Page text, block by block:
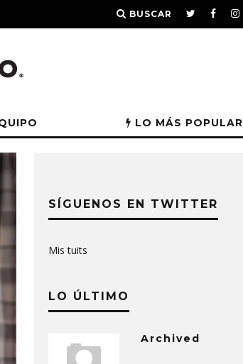
BUSCAR
LO MÁS POPULAR
SÍGUENOS EN TWITTER
Mis tuits
LO ÚLTIMO
Archived